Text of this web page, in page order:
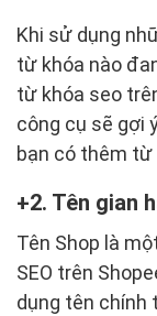
Khi sử dụng
từ khóa nào
từ khóa seo
công cụ sẽ gợi
bạn có thêm từ
2. Tên gian
Tên Shop là
SEO trên
dụng tên chính